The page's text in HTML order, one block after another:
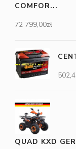
COMFOR...
72 799,00zł
QUAD KXD